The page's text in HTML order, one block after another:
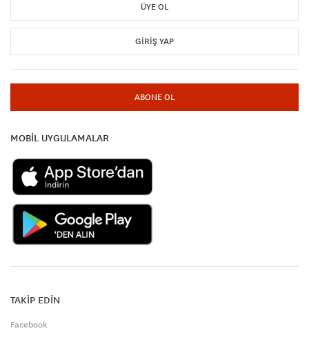
ÜYE OL
GIRIŞ YAP
ABONE OL
MOBİL UYGULAMALAR
TAKİP EDİN
Facebook